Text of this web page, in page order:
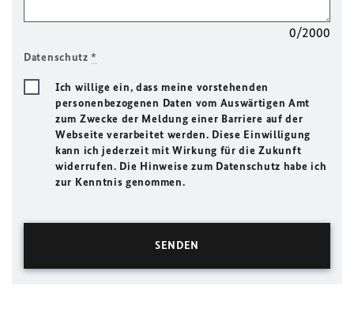
0/2000
Datenschutz*
Ich willige ein, dass meine vorstehenden
personenbezogenen Daten vom Auswärtigen Amt
zum Zwecke der Meldung einer Barriere auf der
Webseite verarbeitet werden. Diese Einwilligung
kann ich jederzeit mit Wirkung für die Zukunft
widerrufen. Die Hinweise zum Datenschutz habe ich
zur Kenntnis genommen.